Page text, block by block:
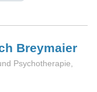
Breymaier
Psychotherapie,